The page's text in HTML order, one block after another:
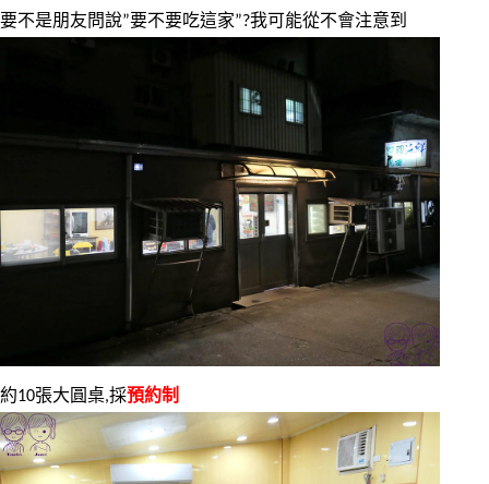
要不是朋友問說”要不要吃這家”?我可能從不會注意到
約10張大圓桌,採預約制